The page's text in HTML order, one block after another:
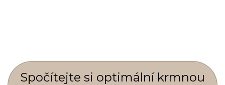
Spočí­tejte si optimální krmnou